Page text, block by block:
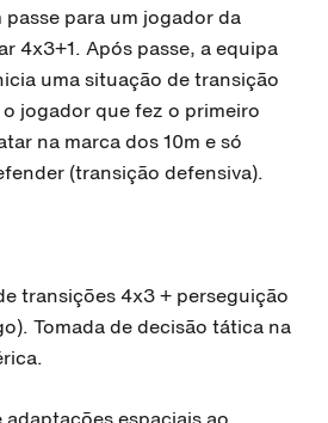
para um jogador da
4x3+1. Após passe, a equipa
uma situação de transição
o jogador que fez o primeiro
na marca dos 10m e só
(transição defensiva).
transições 4x3 + perseguição
Tomada de decisão tática na